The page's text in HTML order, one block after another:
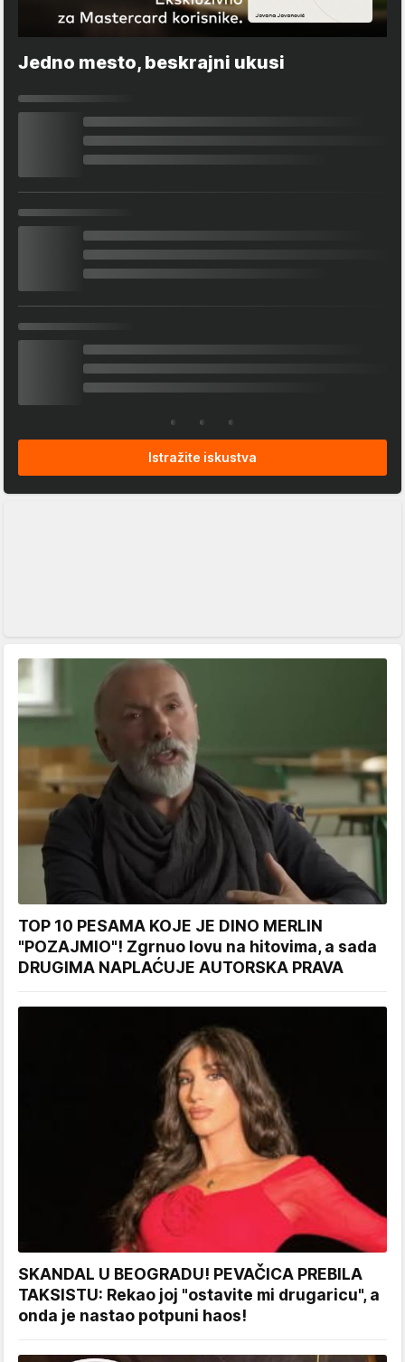
Jedno mesto, beskrajni ukusi
Istražite iskustva
TOP 10 PESAMA KOJE JE DINO MERLIN
"POZAJMIO"! Zgrnuo lovu na hitovima, a sada
DRUGIMA NAPLAĆUJE AUTORSKA PRAVA
SKANDAL U BEOGRADU! PEVAČICA PREBILA
TAKSISTU: Rekao joj "ostavite mi drugaricu", a
onda je nastao potpuni haos!